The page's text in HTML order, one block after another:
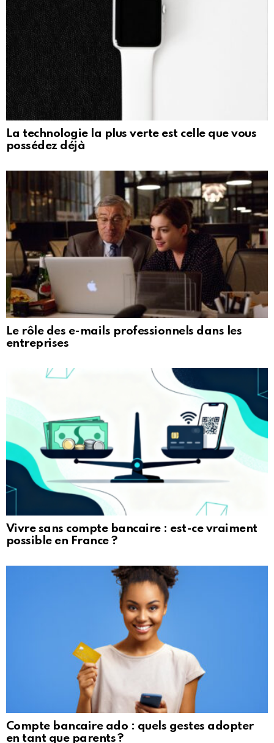
La technologie la plus verte est celle que vous
possédez déjà
Le rôle des e-mails professionnels dans les
entreprises
Vivre sans compte bancaire : est-ce vraiment
possible en France ?
Compte bancaire ado : quels gestes adopter
en tant que parents ?